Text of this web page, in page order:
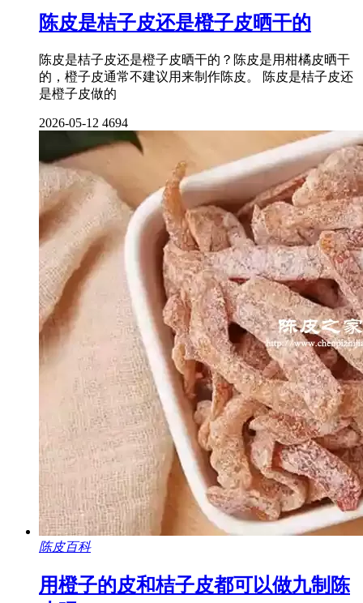
陈皮是桔子皮还是橙子皮晒干的
陈皮是桔子皮还是橙子皮晒干的？陈皮是用柑橘皮晒干
的，橙子皮通常不建议用来制作陈皮。 陈皮是桔子皮还
是橙子皮做的
2026-05-12 4694
陈皮百科
用橙子的皮和桔子皮都可以做九制陈